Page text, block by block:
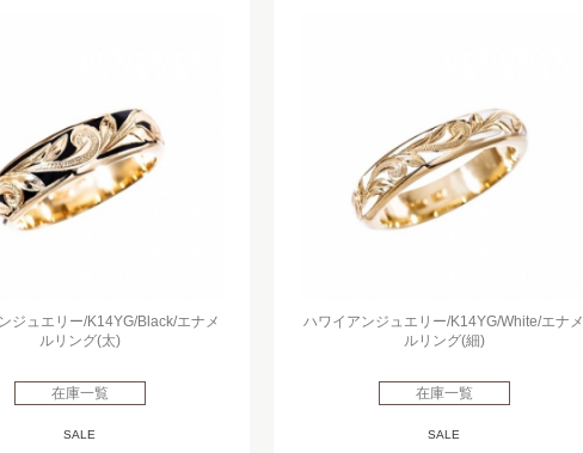
ジュエリー/K14YG/Black/エナメ
ルリング(太)
在庫一覧
SALE
ハワイアンジュエリー/K14YG/White/エナメ
ルリング(細)
在庫一覧
SALE